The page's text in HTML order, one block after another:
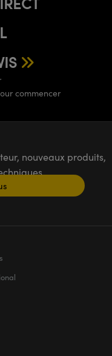
commencer
nouveaux produits,